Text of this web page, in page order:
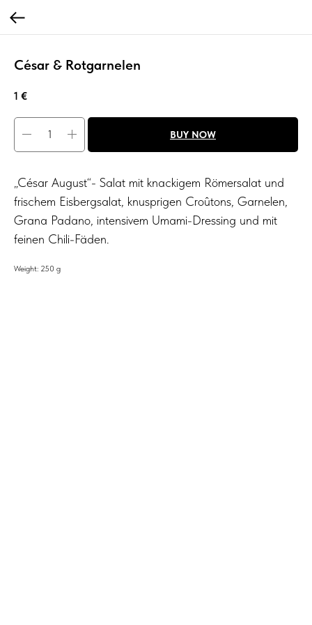
César & Rotgarnelen
1 €
BUY NOW
„César August“- Salat mit knackigem Römersalat und
frischem Eisbergsalat, knusprigen Croûtons, Garnelen,
Grana Padano, intensivem Umami-Dressing und mit
feinen Chili-Fäden.
Weight: 250 g